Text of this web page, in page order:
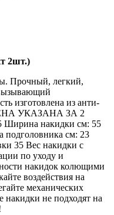
2шт.)
Прочный, легкий,
изготовлена из анти-
УКАЗАНА ЗА 2
накидки см: 55
см: 23
35 Вес накидки с
по уходу и
накидок колющими
воздействия на
механических
не подходят на